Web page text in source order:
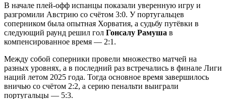
В начале плей-офф испанцы показали уверенную игру и
разгромили Австрию со счётом 3:0. У португальцев
соперником была опытная Хорватия, а судьбу путёвки в
следующий раунд решил гол Гонсалу Рамуша в
компенсированное время — 2:1.
Между собой соперники провели множество матчей на
разных уровнях, а в последний раз встречались в финале Лиги
наций летом 2025 года. Тогда основное время завершилось
вничью со счётом 2:2, а серию пенальти выиграли
португальцы — 5:3.